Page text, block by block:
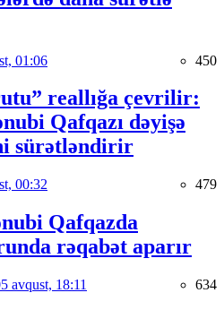
01:06 450
reallığa çevrilir:
Qafqazı dəyişə
sürətləndirir
00:32 479
Qafqazda
rəqabət aparır
avqust, 18:11 634